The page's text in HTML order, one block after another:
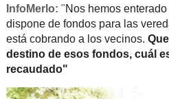
InfoMerlo: "Nos hemos
dispone de fondos para las
está cobrando a los vecinos.
destino de esos fondos, cuál
recaudado"